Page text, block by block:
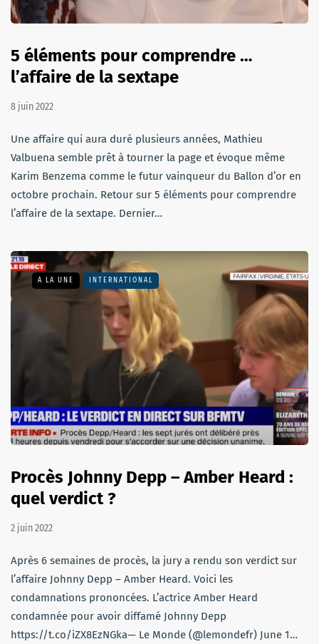
5 éléments pour comprendre …
l’affaire de la sextape
8 juin 2022
Une affaire qui aura duré plusieurs années, Mathieu
Valbuena semble prêt à tourner la page et évoque même
Karim Benzema comme le futur vainqueur du Ballon d’or en
octobre prochain. Retour sur 5 éléments pour comprendre
l’affaire de la sextape. Dernier…
A LA UNE INTERNATIONAL
Procès Johnny Depp – Amber Heard :
quel verdict ?
2 juin 2022
Après 6 semaines de procès, la jury a rendu son verdict sur
l’affaire Johnny Depp – Amber Heard. Voici les
condamnations prononcées. L’actrice Amber Heard
condamnée pour avoir diffamé Johnny Depp
https://t.co/iZX8EzNGka— Le Monde (@lemondefr) June 1…